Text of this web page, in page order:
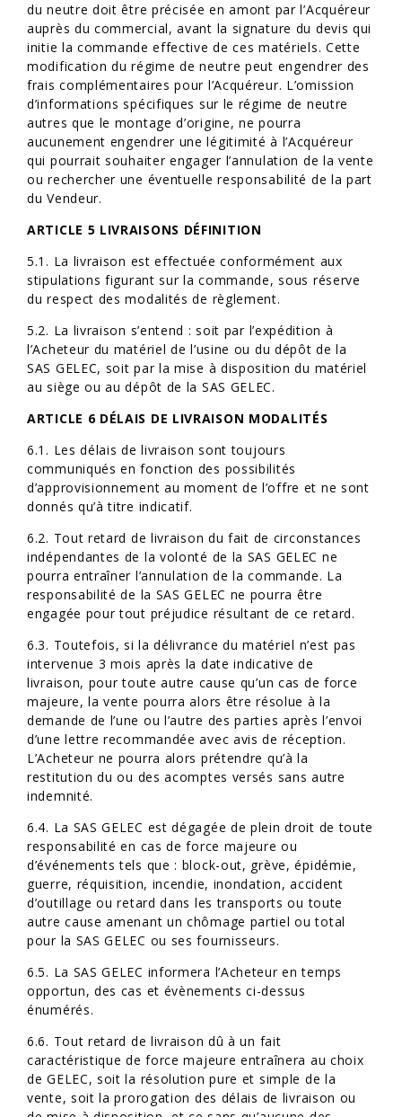
du neutre doit être précisée en amont par l’Acquéreur
auprès du commercial, avant la signature du devis qui
initie la commande effective de ces matériels. Cette
modification du régime de neutre peut engendrer des
frais complémentaires pour l’Acquéreur. L’omission
d’informations spécifiques sur le régime de neutre
autres que le montage d’origine, ne pourra
aucunement engendrer une légitimité à l’Acquéreur
qui pourrait souhaiter engager l’annulation de la vente
ou rechercher une éventuelle responsabilité de la part
du Vendeur.
ARTICLE 5 LIVRAISONS DÉFINITION
5.1. La livraison est effectuée conformément aux
stipulations figurant sur la commande, sous réserve
du respect des modalités de règlement.
5.2. La livraison s’entend : soit par l’expédition à
l’Acheteur du matériel de l’usine ou du dépôt de la
SAS GELEC, soit par la mise à disposition du matériel
au siège ou au dépôt de la SAS GELEC.
ARTICLE 6 DÉLAIS DE LIVRAISON MODALITÉS
6.1. Les délais de livraison sont toujours
communiqués en fonction des possibilités
d’approvisionnement au moment de l’offre et ne sont
donnés qu’à titre indicatif.
6.2. Tout retard de livraison du fait de circonstances
indépendantes de la volonté de la SAS GELEC ne
pourra entraîner l’annulation de la commande. La
responsabilité de la SAS GELEC ne pourra être
engagée pour tout préjudice résultant de ce retard.
6.3. Toutefois, si la délivrance du matériel n’est pas
intervenue 3 mois après la date indicative de
livraison, pour toute autre cause qu’un cas de force
majeure, la vente pourra alors être résolue à la
demande de l’une ou l’autre des parties après l’envoi
d’une lettre recommandée avec avis de réception.
L’Acheteur ne pourra alors prétendre qu’à la
restitution du ou des acomptes versés sans autre
indemnité.
6.4. La SAS GELEC est dégagée de plein droit de toute
responsabilité en cas de force majeure ou
d’événements tels que : block-out, grève, épidémie,
guerre, réquisition, incendie, inondation, accident
d’outillage ou retard dans les transports ou toute
autre cause amenant un chômage partiel ou total
pour la SAS GELEC ou ses fournisseurs.
6.5. La SAS GELEC informera l’Acheteur en temps
opportun, des cas et évènements ci-dessus
énumérés.
6.6. Tout retard de livraison dû à un fait
caractéristique de force majeure entraînera au choix
de GELEC, soit la résolution pure et simple de la
vente, soit la prorogation des délais de livraison ou